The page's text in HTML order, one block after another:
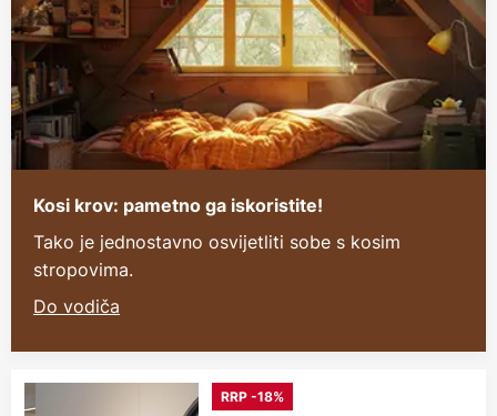
Kosi krov: pametno ga iskoristite!
Tako je jednostavno osvijetliti sobe s kosim
stropovima.
Do vodiča
RRP -18%